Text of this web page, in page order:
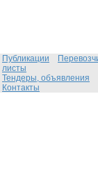
Публикации
листы
Тендеры, объявления
Контакты